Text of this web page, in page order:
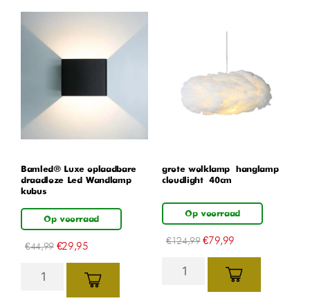
Bamled® Luxe oplaadbare
draadloze Led Wandlamp
kubus
Op voorraad
€44,99 €29,95
grote wolklamp – hanglamp –
cloudlight – 40cm
Op voorraad
€124,99 €79,99